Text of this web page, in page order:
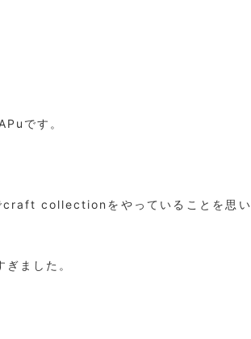
です。
craft collectionをやっていることを思い
ました。